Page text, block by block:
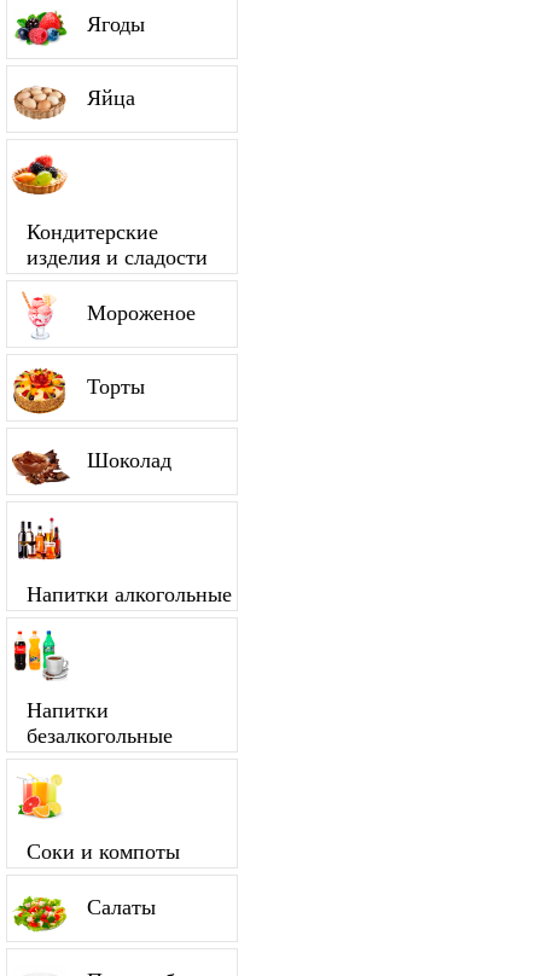
Ягоды
Яйца
Кондитерские
изделия и сладости
Мороженое
Торты
Шоколад
Напитки алкогольные
Напитки
безалкогольные
Соки и компоты
Салаты